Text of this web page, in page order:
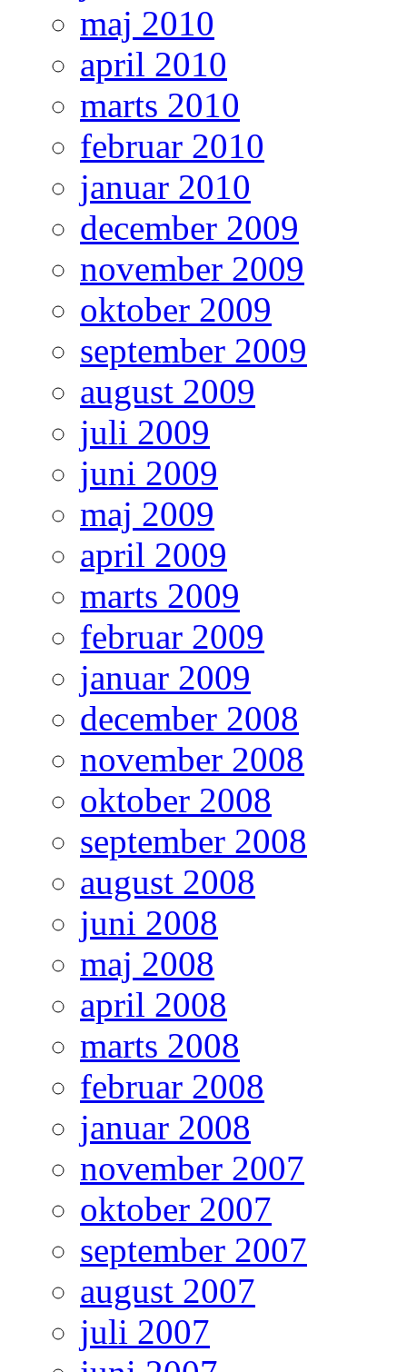
maj 2010
april 2010
marts 2010
februar 2010
januar 2010
december 2009
november 2009
oktober 2009
september 2009
august 2009
juli 2009
juni 2009
maj 2009
april 2009
marts 2009
februar 2009
januar 2009
december 2008
november 2008
oktober 2008
september 2008
august 2008
juni 2008
maj 2008
april 2008
marts 2008
februar 2008
januar 2008
november 2007
oktober 2007
september 2007
august 2007
juli 2007